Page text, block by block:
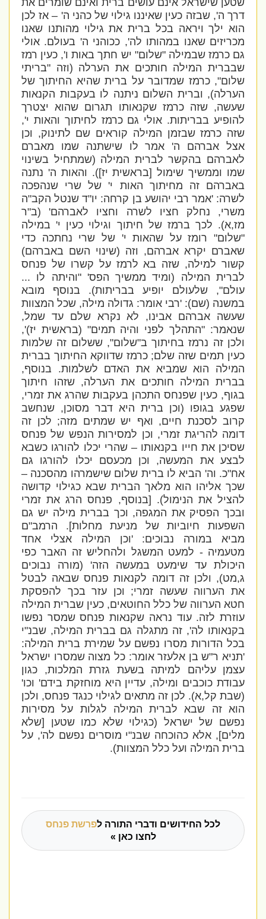
שטען שישראל אינם עושים ברית ואינם שומרים את
דרך ה', שבזה כעין שאיננו גילוי של כהני ה' – אז לכן
הוא ילך ויראה בכל ברית את גילוי מהותנו שאנו
מכריזים שאנו במהותו לה', ככוהני ה' בעולם. אולי
גם כרמז שבמילה "שלום" יש חתך באות ו', כעין רמז
שבברית המילה חותכים את הערלה (וזה "בריתי
שלום", כרמז שמדובר על ברית שהיא החיתוך של
הערלה), וברית השלום ניתנה לו בעקבות הקנאות
שעשה, שזה כרמז שקנאותו תגרום שהוא יצטרך
להופיע בבריתות. אולי גם כרמז לחיתוך והאות י',
שזה כרמז שבזמן המילה קוראים שם לתינוק, וכן
אצל אברהם ה' אמר לו שישתנה שמו מאברם
לאברהם בהקשר לברית המילה (שמתחיל בשינוי
שמו וממשיך שימול [בראשית יז]). והאות ה' נתנה
באברהם זה מחיתוך האות י' של שרי שנהפכה
לשרה: 'אמר רבי יהושע בן קרחה: יו"ד שנטל הקב"ה
משרי, נחלק חציו לשרה וחציו לאברהם' (ב"ר
מז,א).לכך ברמז של חיתוך וגילוי כעין י' במילה
"שלום" רומז על שהאות י' של שרי נחתכה כדי
שאברם יקרא אברהם, וזה (שינוי השם באברהם)
קשור למילה, שזה בא לרמז על קשרו של פנחס
לברית המילה (ומיד ממשיך הפס' "והיתה לו ...
עולם", שלעולם יופיע בבריתות). בנוסף מובא
במשנה (שם): 'רבי אומר: גדולה מילה, שכל המצוות
שעשה אברהם אבינו, לא נקרא שלם עד שמל,
שנאמר: "התהלך לפני והיה תמים" (בראשית יז)',
ולכן זה נרמז בחיתוך ב"שלום", ששלום זה שלמות
כעין תמים שזה שלם; כרמז שדווקא החיתוך בברית
המילה הוא שמביא את האדם לשלמות. בנוסף,
בברית המילה חותכים את הערלה, שזהו חיתוך
בגוף, כעין שפנחס התכהן בעקבות שהרג את זמרי,
שפגע בגופו (וכן ברית היא דבר מסוכן, שנחשב
קרוב לסכנת חיים, ואף יש שמתים מזה; לכן זה
דומה להריגת זמרי, וכן למסירות הנפש של פנחס
שסיכן את חייו בקנאותו – שהרי יכלו להורגו כשבא
לבצע את המעשה, וכן מכעסם יכלו להורגו גם
אח"כ. וה' הביא לו ברית שלום שישמרהו מהסכנה –
שכך אליהו הוא מלאך הברית שבא כגילוי קדושה
להציל את הנימול). [בנוסף, פנחס הרג את זמרי
ובכך הפסיק את המגפה, וכך בברית מילה יש גם
השפעות חיוביות של מניעת מחלות]. הרמב"ם
מביא במורה נבוכים: '
וכן המילה אצלי אחד
מטעמיה - למעט המשגל ולהחליש זה האבר כפי
היכולת עד שימעט במעשה הזה' (מורה נבוכים
ג,מט), ולכן זה דומה לקנאות פנחס שבאה לבטל
את הערווה שעשה זמרי; וכן עזר בכך להפסקת
חטא הערווה של כלל החוטאים, כעין שברית המילה
עוזרת לזה. עוד נראה שקנאות פנחס שמסר נפשו
בקנאותו לה', זה מתגלה גם בברית המילה, שבנ"י
בכל הדורות מסרו נפשם על שמירת ברית המילה:
תניא ר"ש בן אלעזר אומר: כל מצוה שמסרו ישראל
עצמן עליהם למיתה בשעת גזרת המלכות, כגון
עבודת כוכבים ומילה, עדיין היא מוחזקת בידם' וכו'
(שבת קל,א). לכן זה מתאים לגילוי כנגד פנחס, ולכן
הוא זה שבא לברית המילה לגלות על מסירות
נפשם של ישראל (כגילוי שלא כמו שטען [שלא
מלים], אלא כהוכחה שבנ"י מוסרים נפשם לה', על
ברית המילה ועל כלל המצוות).
לכל החידושים ודברי התורה לפרשת פנחס
לחצו כאן »